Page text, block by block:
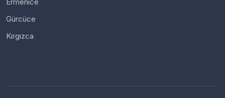
Gürcüce
Kırgızca